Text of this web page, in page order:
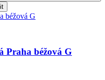
Praha béžová G